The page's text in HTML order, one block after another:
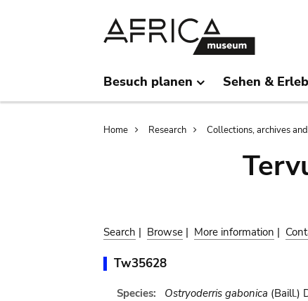
Besuch planen Sehen &
Breadcrumb
Home Research Collections, archives
Search | Browse | More information |
Tw35628
Species: Ostryoderris gabonica (Baill.)